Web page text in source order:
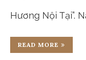
Hương Nội Tại”.
READ MORE